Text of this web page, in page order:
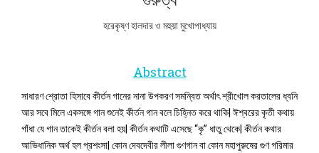
হরেকৃষ্ণ হালদার ও মহুয়া মুখোপাধ্যায়
Abstract
সাধারণ শ্রোতা হিসাবে কীর্তন গানের নানা উপকরণ সমন্বিত অর্থাৎ শ্রীখোল করতালের ধ্বনি
আর সবে মিলে একসঙ্গে গান শুনেই কীর্তন গান বলে চিহ্নিত করে থাকি| ঈশ্বরের কৃতী কথায়
গাঁধা যে গান তাকেই কীর্তন বলা হয়| কীর্তন কথাটি এসেছে “কৃ” ধাতু থেকে| কীর্তন কথার
আভিধানিক অর্থ হল প্রশংসা| কোন দেবদেবীর লীলা গুণগান বা কোন মহাপুরুষের গুণ গরিমার